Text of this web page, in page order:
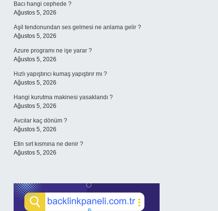
Bacı hangi cephede ?
Ağustos 5, 2026
Aşil tendonundan ses gelmesi ne anlama gelir ?
Ağustos 5, 2026
Azure programı ne işe yarar ?
Ağustos 5, 2026
Hızlı yapıştırıcı kumaş yapıştırır mı ?
Ağustos 5, 2026
Hangi kurutma makinesi yasaklandı ?
Ağustos 5, 2026
Avcılar kaç dönüm ?
Ağustos 5, 2026
Etin sırt kısmına ne denir ?
Ağustos 5, 2026